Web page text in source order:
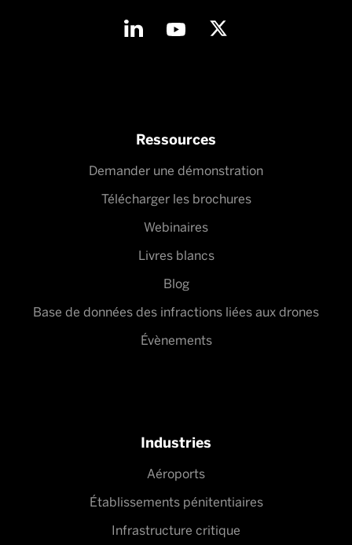
Ressources
Demander une démonstration
Télécharger les brochures
Webinaires
Livres blancs
Blog
Base de données des infractions liées aux drones
Évènements
Industries
Aéroports
Établissements pénitentiaires
Infrastructure critique